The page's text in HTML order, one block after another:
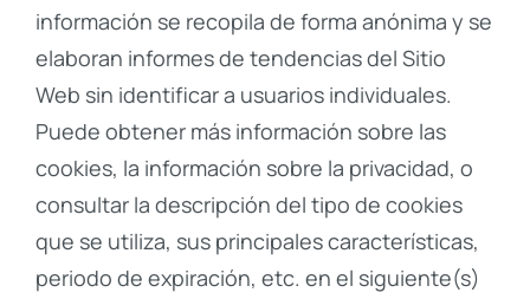
información se recopila de forma anónima y se
elaboran informes de tendencias del Sitio
Web sin identificar a usuarios individuales.
Puede obtener más información sobre las
cookies, la información sobre la privacidad, o
consultar la descripción del tipo de cookies
que se utiliza, sus principales características,
periodo de expiración, etc. en el siguiente(s)